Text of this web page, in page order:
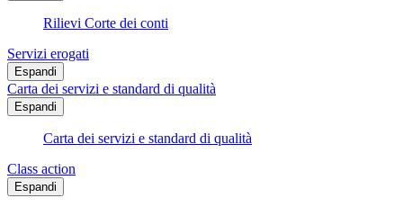
Rilievi Corte dei conti
Servizi erogati
Espandi
Carta dei servizi e standard di qualità
Espandi
Carta dei servizi e standard di qualità
Class action
Espandi